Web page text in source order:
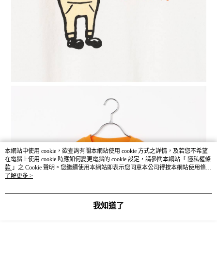
本網站中使用 cookie，欲查詢有關本網站使用 cookie 方式之詳情，及若您不希望
在電腦上使用 cookie 時應如何變更電腦的 cookie 設定，請參閱本網站「 隱私權條
款 」之 Cookie 聲明。您繼續使用本網站即表示您同意本公司得按本網站使用條款
之 Cookie 聲明使用 cookie。
了解更多 >
我知道了